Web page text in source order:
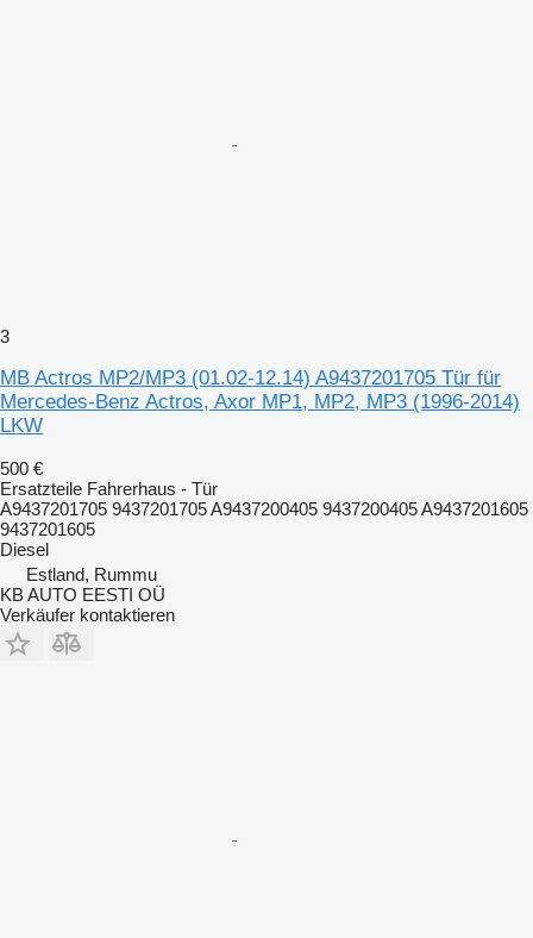
3
MB Actros MP2/MP3 (01.02-12.14) A9437201705 Tür für
Mercedes-Benz Actros, Axor MP1, MP2, MP3 (1996-2014)
LKW
500 €
Ersatzteile Fahrerhaus - Tür
A9437201705 9437201705 A9437200405 9437200405 A9437201605
9437201605
Diesel
Estland, Rummu
KB AUTO EESTI OÜ
Verkäufer kontaktieren